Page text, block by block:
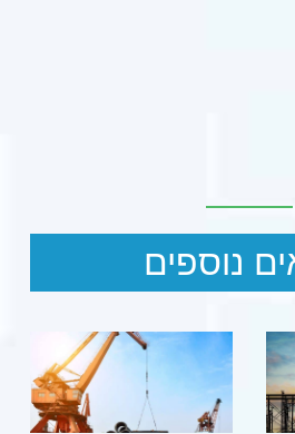
נוספים